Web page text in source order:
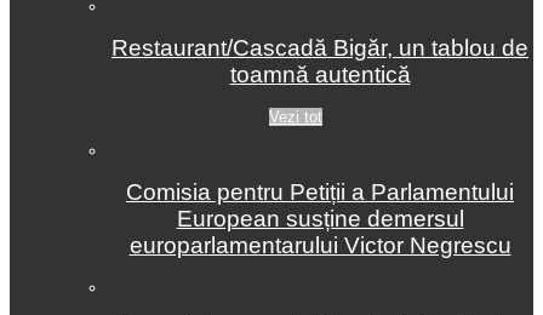
Restaurant/Cascadă Bigăr, un tablou de
toamnă autentică
Vezi tot
Comisia pentru Petiții a Parlamentului
European susține demersul
europarlamentarului Victor Negrescu